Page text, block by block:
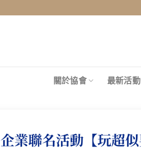
關於協會 最新活動
企業聯名活動【玩超